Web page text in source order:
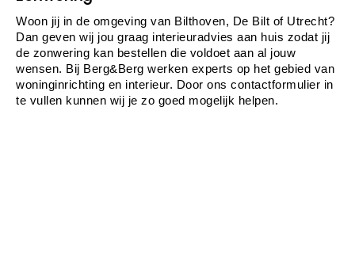
Woon jij in de omgeving van Bilthoven, De Bilt of Utrecht?
Dan geven wij jou graag interieuradvies aan huis zodat jij
de zonwering kan bestellen die voldoet aan al jouw
wensen. Bij Berg&Berg werken experts op het gebied van
woninginrichting en interieur. Door ons contactformulier in
te vullen kunnen wij je zo goed mogelijk helpen.